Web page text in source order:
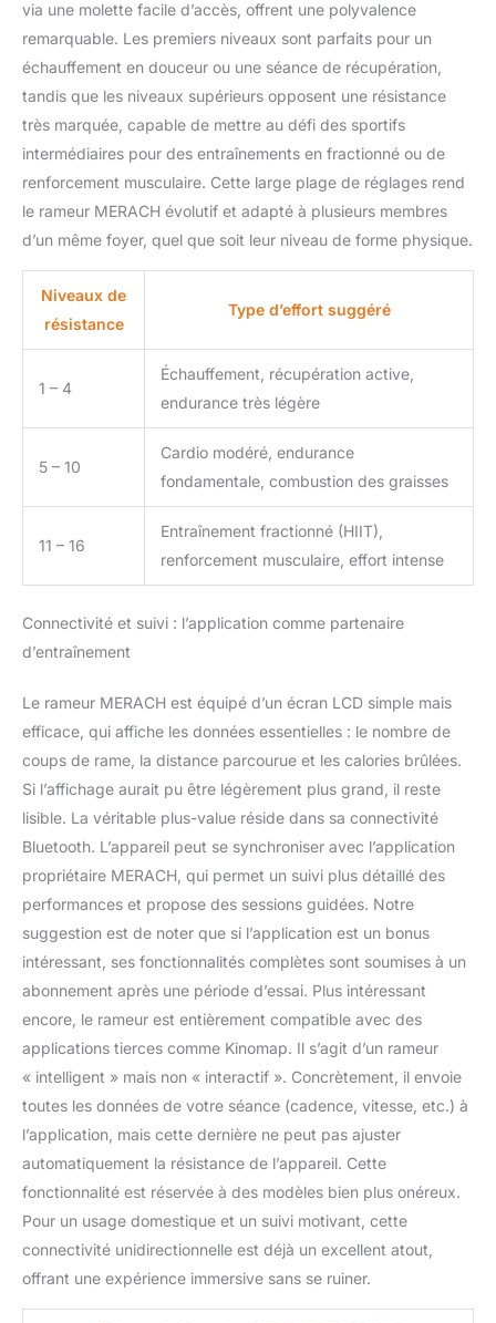
via une molette facile d’accès, offrent une polyvalence
remarquable. Les premiers niveaux sont parfaits pour un
échauffement en douceur ou une séance de récupération,
tandis que les niveaux supérieurs opposent une résistance
très marquée, capable de mettre au défi des sportifs
intermédiaires pour des entraînements en fractionné ou de
renforcement musculaire. Cette large plage de réglages rend
le rameur MERACH évolutif et adapté à plusieurs membres
d’un même foyer, quel que soit leur niveau de forme physique.
Niveaux de
résistance
Type d’effort suggéré
1 – 4
Échauffement, récupération active,
endurance très légère
5 – 10
Cardio modéré, endurance
fondamentale, combustion des graisses
11 – 16
Entraînement fractionné (HIIT),
renforcement musculaire, effort intense
Connectivité et suivi : l’application comme partenaire
d’entraînement
Le rameur MERACH est équipé d’un écran LCD simple mais
efficace, qui affiche les données essentielles : le nombre de
coups de rame, la distance parcourue et les calories brûlées.
Si l’affichage aurait pu être légèrement plus grand, il reste
lisible. La véritable plus-value réside dans sa connectivité
Bluetooth. L’appareil peut se synchroniser avec l’application
propriétaire MERACH, qui permet un suivi plus détaillé des
performances et propose des sessions guidées. Notre
suggestion est de noter que si l’application est un bonus
intéressant, ses fonctionnalités complètes sont soumises à un
abonnement après une période d’essai. Plus intéressant
encore, le rameur est entièrement compatible avec des
applications tierces comme Kinomap. Il s’agit d’un rameur
« intelligent » mais non « interactif ». Concrètement, il envoie
toutes les données de votre séance (cadence, vitesse, etc.) à
l’application, mais cette dernière ne peut pas ajuster
automatiquement la résistance de l’appareil. Cette
fonctionnalité est réservée à des modèles bien plus onéreux.
Pour un usage domestique et un suivi motivant, cette
connectivité unidirectionnelle est déjà un excellent atout,
offrant une expérience immersive sans se ruiner.